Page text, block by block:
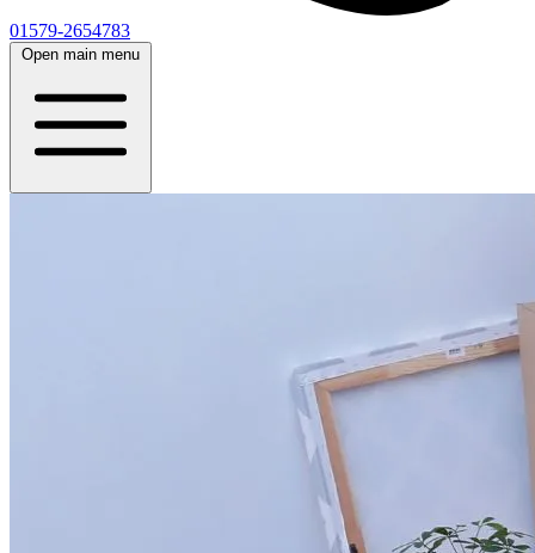
01579-2654783
Open main menu